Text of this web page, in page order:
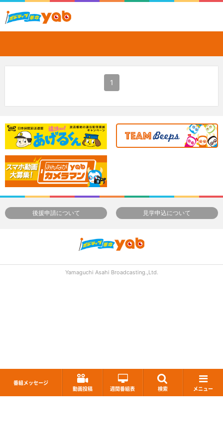
番組メッセージ
動画投稿
週間番組表 検索 メニュー
1
後援申請について 見学申込について
Yamaguchi Asahi Broadcasting.,Ltd.